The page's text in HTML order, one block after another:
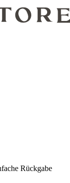
Rückgabe